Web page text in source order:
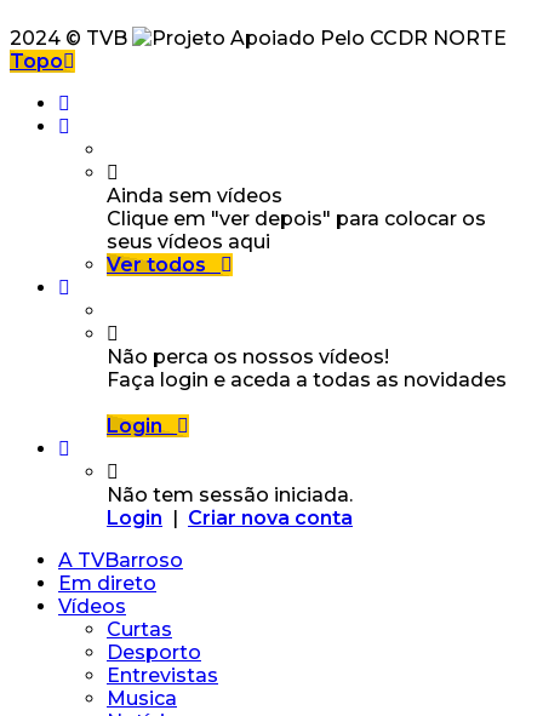
2024 © TVB
Topo
Ainda sem vídeos
Clique em "ver depois" para colocar os
seus vídeos aqui
Ver todos
Não perca os nossos vídeos!
Faça login e aceda a todas as novidades
Login
Não tem sessão iniciada.
Login | Criar nova conta
A TVBarroso
Em direto
Vídeos
Curtas
Desporto
Entrevistas
Musica